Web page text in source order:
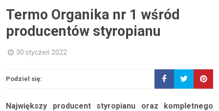
Termo Organika nr 1 wśród
producentów styropianu
30 styczeń 2022
Podziel się:
Największy producent styropianu oraz kompletnego